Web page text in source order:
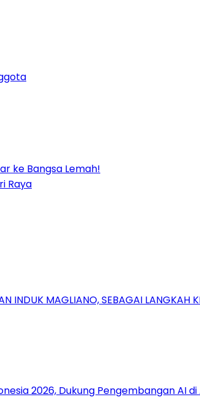
ke Bangsa Lemah!
Raya
INDUK MAGLIANO, SEBAGAI LANGKAH
2026, Dukung Pengembangan AI